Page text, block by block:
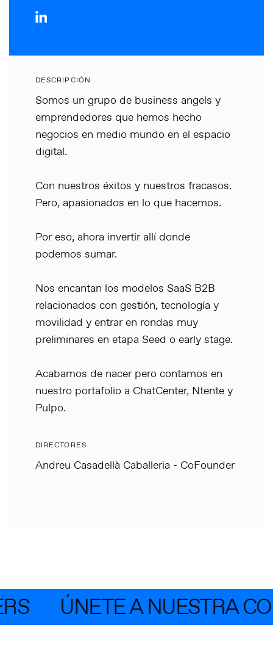
DESCRIPCIÓN
Somos un grupo de business angels y
emprendedores que hemos hecho
negocios en medio mundo en el espacio
digital.
Con nuestros éxitos y nuestros fracasos.
Pero, apasionados en lo que hacemos.
Por eso, ahora invertir allí donde
podemos sumar.
Nos encantan los modelos SaaS B2B
relacionados con gestión, tecnología y
movilidad y entrar en rondas muy
preliminares en etapa Seed o early stage.
Acabamos de nacer pero contamos en
nuestro portafolio a ChatCenter, Ntente y
Pulpo.
DIRECTORES
Andreu Casadellà Caballeria - CoFounder
ÚNETE A NUESTRA